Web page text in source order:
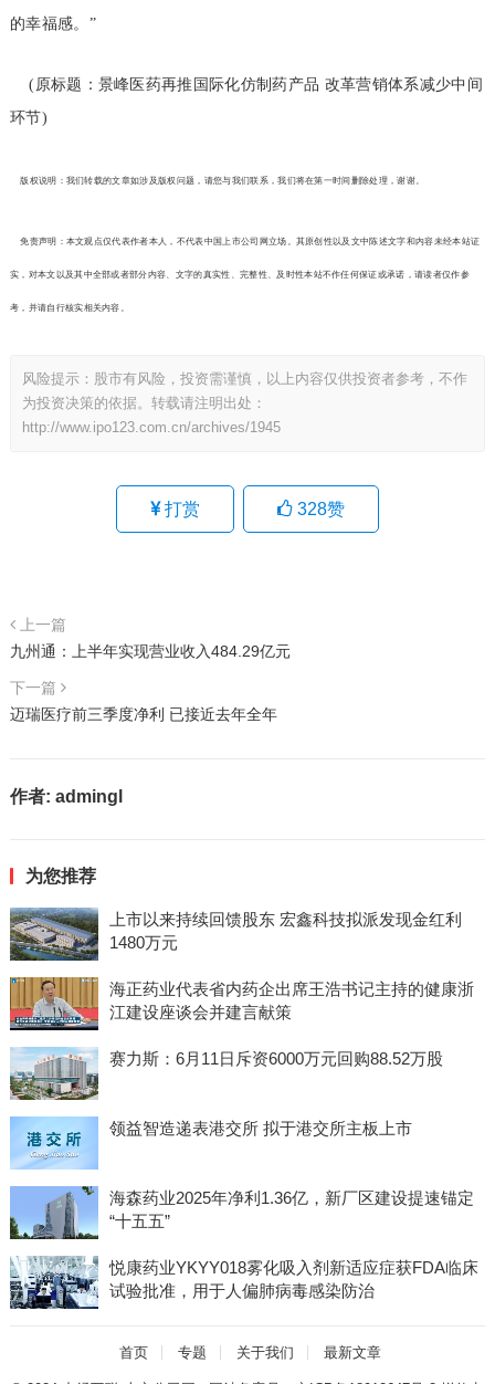
的幸福感。”
(原标题：景峰医药再推国际化仿制药产品 改革营销体系减少中间
环节)
版权说明：我们转载的文章如涉及版权问题，请您与我们联系，我们将在第一时间删除处理，谢谢。
免责声明：本文观点仅代表作者本人，不代表中国上市公司网立场。其原创性以及文中陈述文字和内容未经本站证
实，对本文以及其中全部或者部分内容、文字的真实性、完整性、及时性本站不作任何保证或承诺，请读者仅作参
考，并请自行核实相关内容。
风险提示：股市有风险，投资需谨慎，以上内容仅供投资者参考，不作
为投资决策的依据。转载请注明出处：
http://www.ipo123.com.cn/archives/1945
打赏 328赞
上一篇
九州通：上半年实现营业收入484.29亿元
下一篇
迈瑞医疗前三季度净利 已接近去年全年
作者: admingl
为您推荐
上市以来持续回馈股东 宏鑫科技拟派发现金红利
1480万元
海正药业代表省内药企出席王浩书记主持的健康浙
江建设座谈会并建言献策
赛力斯：6月11日斥资6000万元回购88.52万股
领益智造递表港交所 拟于港交所主板上市
海森药业2025年净利1.36亿，新厂区建设提速锚定
“十五五”
悦康药业YKYY018雾化吸入剂新适应症获FDA临床
试验批准，用于人偏肺病毒感染防治
首页 专题 关于我们 最新文章